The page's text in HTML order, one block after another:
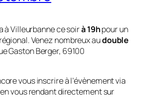
à Villeurbanne ce soirà 19hpour un
Venez nombreux audouble
Gaston Berger, 69100
vous inscrire à l’évènement via
vous rendant directement sur